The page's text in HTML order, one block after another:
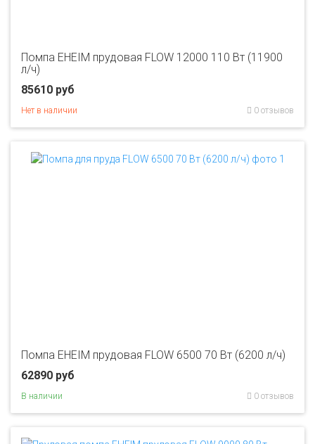
Помпа EHEIM прудовая FLOW 12000 110 Вт (11900
л/ч)
85610 руб
Нет в наличии 0 отзывов
Помпа EHEIM прудовая FLOW 6500 70 Вт (6200 л/ч)
62890 руб
В наличии 0 отзывов